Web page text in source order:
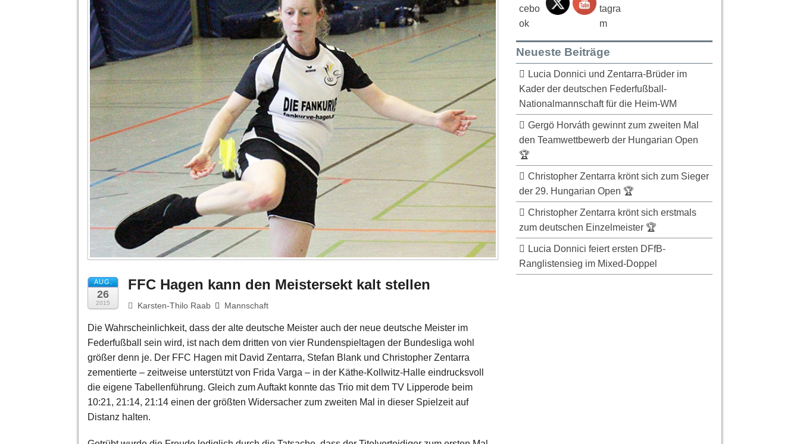
AUG.
26
2015
FFC Hagen kann den Meistersekt kalt stellen
Karsten-Thilo Raab Mannschaft
Die Wahrscheinlichkeit, dass der alte deutsche Meister auch der neue deutsche Meister im
Federfußball sein wird, ist nach dem dritten von vier Rundenspieltagen der Bundesliga wohl
größer denn je. Der FFC Hagen mit David Zentarra, Stefan Blank und Christopher Zentarra
zementierte – zeitweise unterstützt von Frida Varga – in der Käthe-Kollwitz-Halle eindrucksvoll
die eigene Tabellenführung. Gleich zum Auftakt konnte das Trio mit dem TV Lipperode beim
10:21, 21:14, 21:14 einen der größten Widersacher zum zweiten Mal in dieser Spielzeit auf
Distanz halten.
Neueste Beiträge
Lucia Donnici und Zentarra-Brüder im
Kader der deutschen Federfußball-
Nationalmannschaft für die Heim-WM
Gergö Horváth gewinnt zum zweiten Mal
den Teamwettbewerb der Hungarian Open
🏆
Christopher Zentarra krönt sich zum Sieger
der 29. Hungarian Open 🏆
Christopher Zentarra krönt sich erstmals
zum deutschen Einzelmeister 🏆
Lucia Donnici feiert ersten DFfB-
Ranglistensieg im Mixed-Doppel